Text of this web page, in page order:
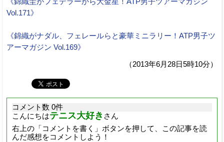
Vol.171》
《錦織がナダル、フェレールらと豪華ミニラリー！ATP男子ツ
アーマガジン Vol.169》
（2013年6月28日5時10分）
コメント数 0件
こんにちはテニス大好き さん
右上の「コメントを書く」ボタンを押して、この記事を読
んだ感想をコメントしよう！